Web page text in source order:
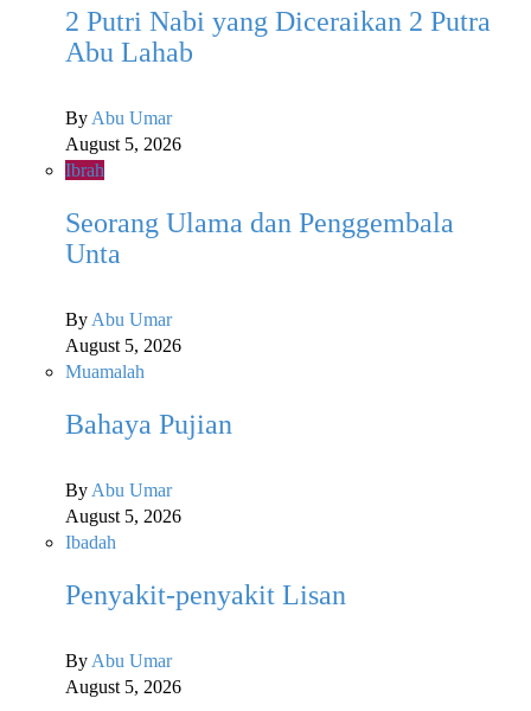
2 Putri Nabi yang Diceraikan 2 Putra
Abu Lahab
By Abu Umar
August 5, 2026
Ibrah
Seorang Ulama dan Penggembala
Unta
By Abu Umar
August 5, 2026
Muamalah
Bahaya Pujian
By Abu Umar
August 5, 2026
Ibadah
Penyakit-penyakit Lisan
By Abu Umar
August 5, 2026